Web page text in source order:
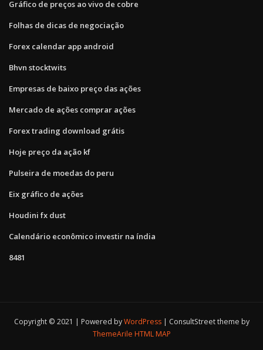
Gráfico de preços ao vivo de cobre
Folhas de dicas de negociação
Forex calendar app android
Bhvn stocktwits
Empresas de baixo preço das ações
Mercado de ações comprar ações
Forex trading download grátis
Hoje preço da ação kf
Pulseira de moedas do peru
Eix gráfico de ações
Houdini fx dust
Calendário econômico investir na índia
8481
Copyright © 2021 | Powered byWordPress
ConsultStreet theme by
ThemeArile HTML MAP